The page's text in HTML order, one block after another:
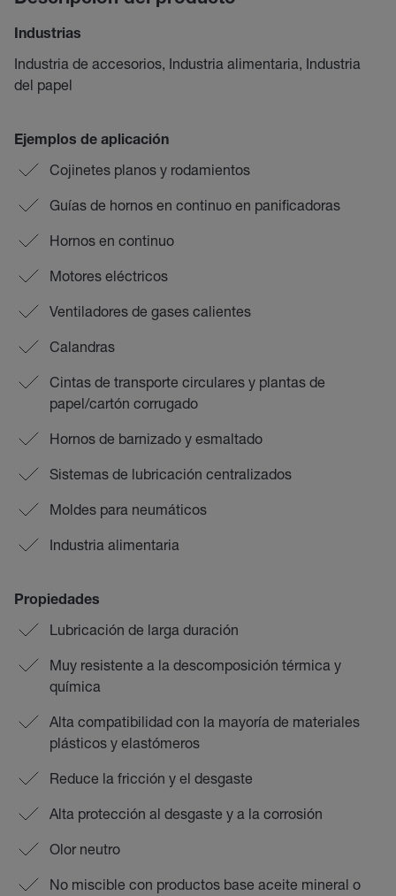
Industrias
Industria de accesorios, Industria alimentaria, Industria
del papel
Ejemplos de aplicación
Cojinetes planos y rodamientos
Guías de hornos en continuo en panificadoras
Hornos en continuo
Motores eléctricos
Ventiladores de gases calientes
Calandras
Cintas de transporte circulares y plantas de
papel/cartón corrugado
Hornos de barnizado y esmaltado
Sistemas de lubricación centralizados
Moldes para neumáticos
Industria alimentaria
Propiedades
Lubricación de larga duración
Muy resistente a la descomposición térmica y
química
Alta compatibilidad con la mayoría de materiales
plásticos y elastómeros
Reduce la fricción y el desgaste
Alta protección al desgaste y a la corrosión
Olor neutro
No miscible con productos base aceite mineral o